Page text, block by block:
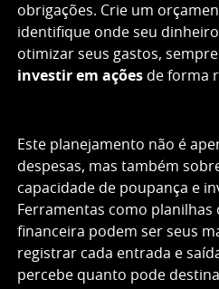
obrigações. Crie um
identifique onde seu
otimizar seus gastos,
investir em ações de forma
Este planejamento não é
despesas, mas também
capacidade de poupança e
Ferramentas como planilhas
financeira podem ser seus
registrar cada entrada e
percebe quanto pode